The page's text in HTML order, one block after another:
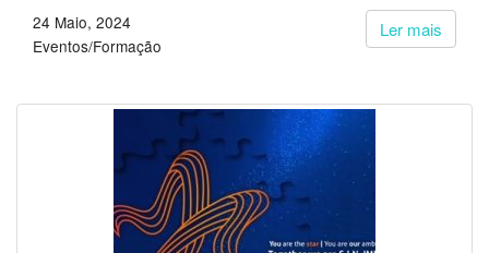
Ler mais
24 Maio, 2024
Eventos/Formação